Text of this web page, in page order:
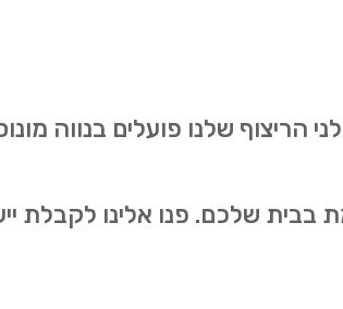
שלנו פועלים בנווה
שלכם. פנו אלינו לקבלת